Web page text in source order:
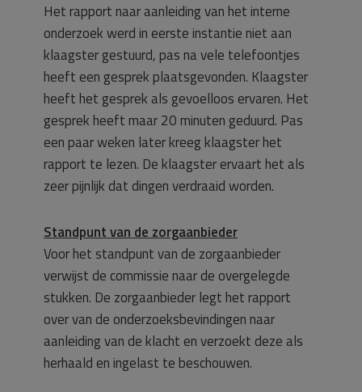
Het rapport naar aanleiding van het interne
onderzoek werd in eerste instantie niet aan
klaagster gestuurd, pas na vele telefoontjes
heeft een gesprek plaatsgevonden. Klaagster
heeft het gesprek als gevoelloos ervaren. Het
gesprek heeft maar 20 minuten geduurd. Pas
een paar weken later kreeg klaagster het
rapport te lezen. De klaagster ervaart het als
zeer pijnlijk dat dingen verdraaid worden.
Standpunt van de zorgaanbieder
Voor het standpunt van de zorgaanbieder
verwijst de commissie naar de overgelegde
stukken. De zorgaanbieder legt het rapport
over van de onderzoeksbevindingen naar
aanleiding van de klacht en verzoekt deze als
herhaald en ingelast te beschouwen.